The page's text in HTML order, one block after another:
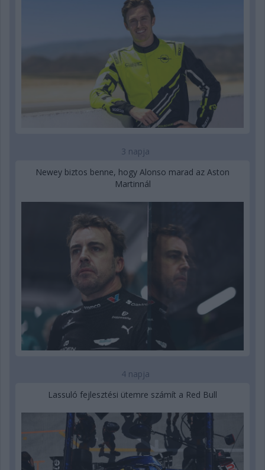
3 napja
Newey biztos benne, hogy Alonso marad az Aston
Martinnál
4 napja
Lassuló fejlesztési ütemre számít a Red Bull